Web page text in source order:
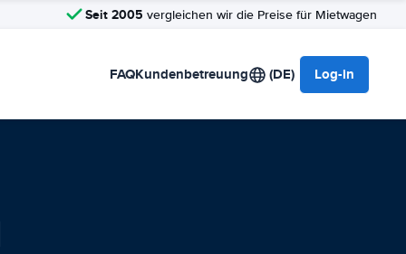
Seit 2005 vergleichen wir die Preise für Mietwagen
FAQKundenbetreuung (DE) Log-in